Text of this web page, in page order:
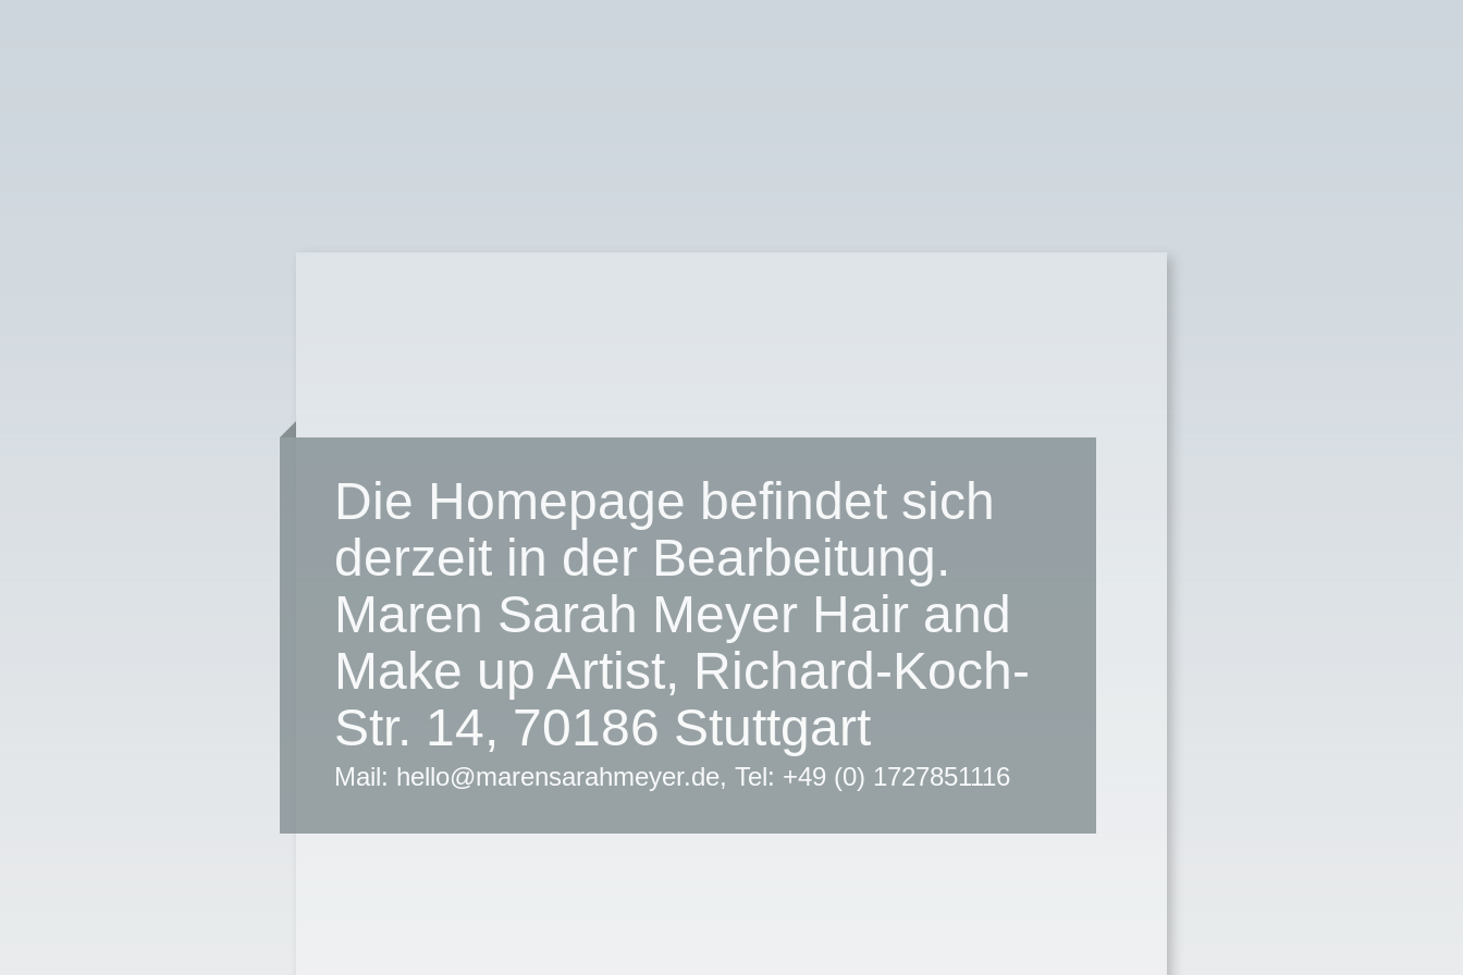
Die Homepage befindet sich
derzeit in der Bearbeitung.
Maren Sarah Meyer Hair and
Make up Artist, Richard-Koch-
Str. 14, 70186 Stuttgart
Mail: hello@marensarahmeyer.de, Tel: +49 (0) 1727851116